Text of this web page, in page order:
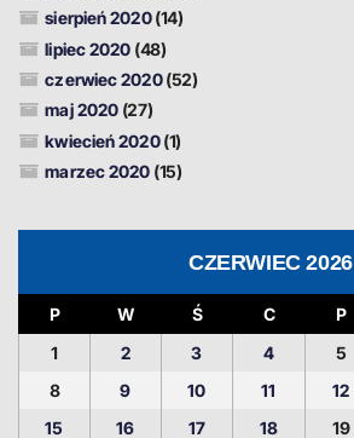
sierpień 2020(14)
lipiec 2020 (48)
czerwiec 2020(52)
maj 2020 (27)
kwiecień 2020(1)
marzec 2020 (15)
CZERWIEC 2026
P W Ś C P
1
2 3 4 5
8
9 10 11 12
15
16 17 18 19